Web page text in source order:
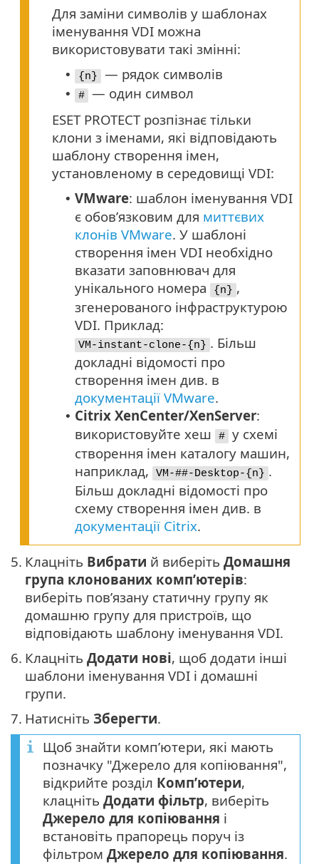
Для заміни символів у шаблонах
іменування VDI можна
використовувати такі змінні:
• {n} — рядок символів
• #
— один символ
ESET PROTECT розпізнає тільки
клони з іменами, які відповідають
шаблону створення імен,
установленому в середовищі VDI:
• VMware: шаблон іменування VDI
є обов’язковим для миттєвих
клонів VMware. У шаблоні
створення імен VDI необхідно
вказати заповнювач для
унікального номера
{n} ,
згенерованого інфраструктурою
VDI. Приклад:
VM-instant-clone-{n} . Більш
докладні відомості про
створення імен див. в
документації VMware.
• Citrix XenCenter/XenServer:
використовуйте хеш
#
у схемі
створення імен каталогу машин,
наприклад,
VM-##-Desktop-{n} .
Більш докладні відомості про
схему створення імен див. в
документації Citrix.
5. Клацніть Вибрати й виберіть Домашня
група клонованих комп’ютерів:
виберіть пов’язану статичну групу як
домашню групу для пристроїв, що
відповідають шаблону іменування VDI.
6. Клацніть Додати нові, щоб додати інші
шаблони іменування VDI і домашні
групи.
7. Натисніть Зберегти.
Щоб знайти комп’ютери, які мають
позначку "Джерело для копіювання",
відкрийте розділ Комп’ютери,
клацніть Додати фільтр, виберіть
Джерело для копіювання і
встановіть прапорець поруч із
фільтром Джерело для копіювання.